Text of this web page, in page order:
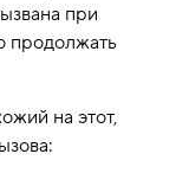
при
продолжать
на этот,